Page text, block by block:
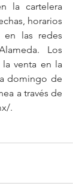
la cartelera
horarios
en las redes
Los
venta en la
domingo de
a través de
.